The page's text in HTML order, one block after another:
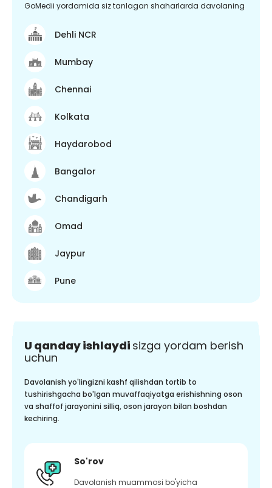
GoMedii yordamida siz tanlagan shaharlarda davolaning
Dehli NCR
Mumbay
Chennai
Kolkata
Haydarobod
Bangalor
Chandigarh
Omad
Jaypur
Pune
U qanday ishlaydi sizga yordam berish
uchun
Davolanish yo'lingizni kashf qilishdan tortib to
tushirishgacha bo'lgan muvaffaqiyatga erishishning oson
va shaffof jarayonini silliq, oson jarayon bilan boshdan
kechiring.
So'rov
Davolanish muammosi bo'yicha